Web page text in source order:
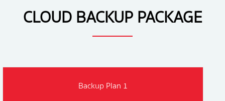
CLOUD BACKUP PACKAGE
Backup Plan 1